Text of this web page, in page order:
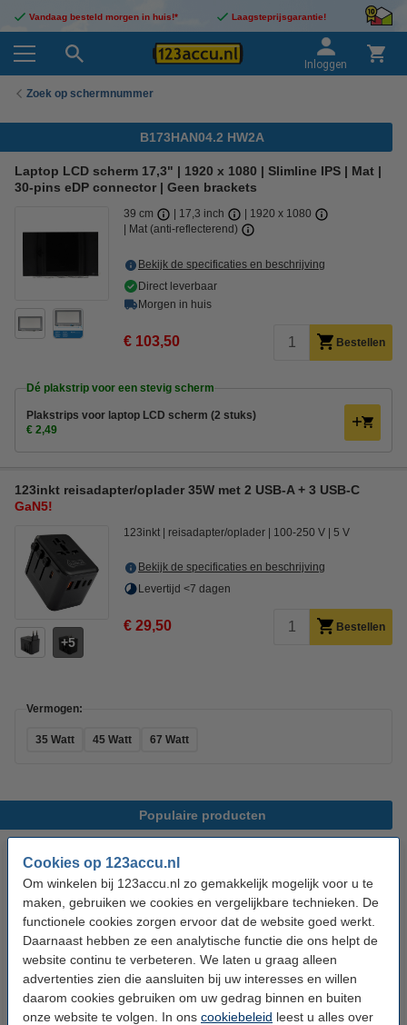
Cookies op 123accu.nl
Om winkelen bij 123accu.nl zo gemakkelijk mogelijk voor u te
maken, gebruiken we cookies en vergelijkbare technieken. De
functionele cookies zorgen ervoor dat de website goed werkt.
Daarnaast hebben ze een analytische functie die ons helpt de
website continu te verbeteren. We laten u graag alleen
advertenties zien die aansluiten bij uw interesses en willen
daarom cookies gebruiken om uw gedrag binnen en buiten
onze website te volgen. In ons cookiebeleid leest u alles over
Vandaag besteld morgen in huis!* Laagsteprijsgarantie!
Inloggen
Zoek op schermnummer
B173HAN04.2 HW2A
Laptop LCD scherm 17,3" | 1920 x 1080 | Slimline IPS | Mat |
30-pins eDP connector | Geen brackets
39 cm 17,3 inch
1920 x 1080
Mat (anti-reflecterend)
Bekijk de specificaties en beschrijving
Direct leverbaar
Morgen in huis
€ 103,50 Bestellen
Dé plakstrip voor een stevig scherm
Plakstrips voor laptop LCD scherm (2 stuks)
€ 2,49
123inkt reisadapter/oplader 35W met 2 USB-A + 3 USB-C
GaN5!
5
123inkt reisadapter/oplader 100-250 V 5 V
Bekijk de specificaties en beschrijving
Levertijd <7 dagen
€ 29,50 Bestellen
Vermogen:
35 Watt 45 Watt 67 Watt
Populaire producten
123accu Xtreme Power AAA /
MN2400 / LR03 alkaline batterij
123accu Xtreme Power
knoopcellen multipack